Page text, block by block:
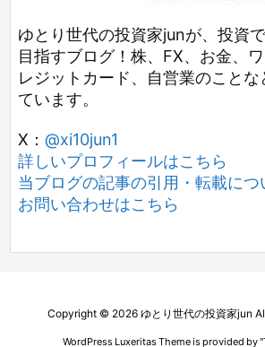
ゆとり世代の投資家junが、投資
目指すブログ！株、FX、お金、
レジットカード、自営業のこと
ています。
X： @xi10jun1
詳しいプロフィールはこちら
当ブログの記事の引用・転載につ
お問い合わせはこちら
Copyright © 2026 ゆとり世代の投資家jun
WordPress Luxeritas Theme is provided by "